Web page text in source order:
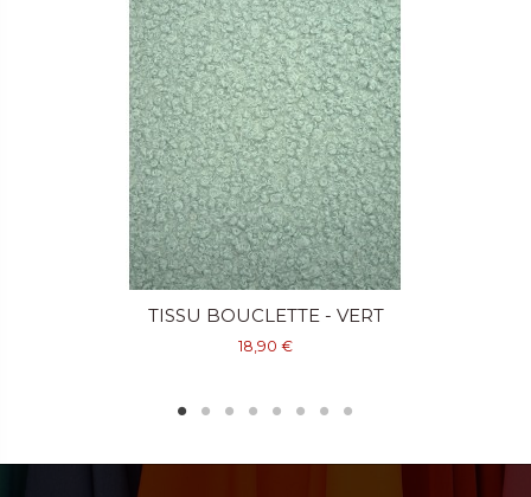
TISSU BOUCLETTE - VERT
18,90 €